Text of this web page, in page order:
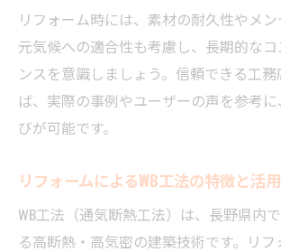
リフォーム時には、素材の耐久性やメ
元気候への適合性も考慮し、長期的な
ンスを意識しましょう。信頼できる工
ば、実際の事例やユーザーの声を参考
びが可能です。
リフォームによるWB工法の特徴と活
WB工法（通気断熱工法）は、長野県内
る高断熱・高気密の建築技術です。リ